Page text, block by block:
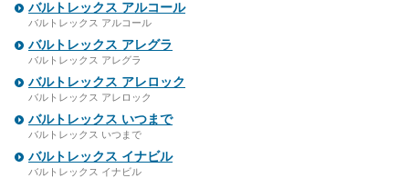
バルトレックス アルコール
バルトレックス アルコール
バルトレックス アレグラ
バルトレックス アレグラ
バルトレックス アレロック
バルトレックス アレロック
バルトレックス いつまで
バルトレックス いつまで
バルトレックス イナビル
バルトレックス イナビル